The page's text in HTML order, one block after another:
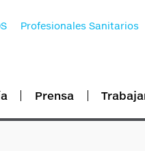
Profesionales Sanitarios
Prensa